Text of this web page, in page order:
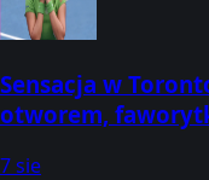
Sensacja w
otworem,
7 sie